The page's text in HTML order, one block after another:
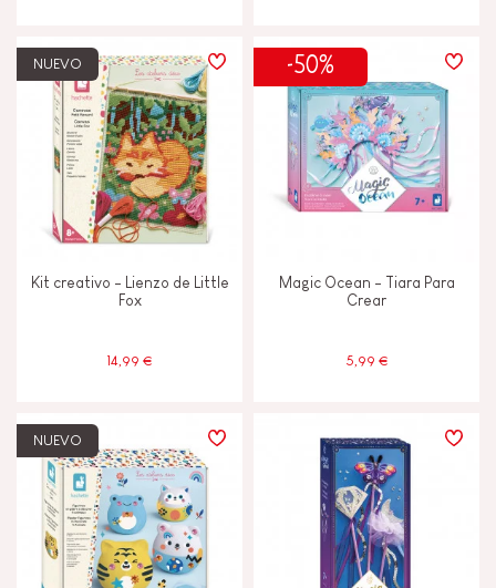
NUEVO
Kit creativo - Lienzo de Little
Fox
14,99 €
-50%
Magic Ocean - Tiara Para
Crear
5,99 €
NUEVO